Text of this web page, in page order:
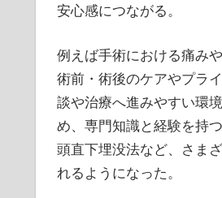
安心感につながる。
例えば手術における痛み
術前・術後のケアやプラ
談や治療へ進みやすい環
め、専門知識と経験を持
頭直下埋没法など、さま
れるようになった。